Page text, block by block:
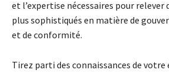
et l’expertise nécessaires pour relever
plus sophistiqués en matière de
et de conformité.
Tirez parti des connaissances de votre